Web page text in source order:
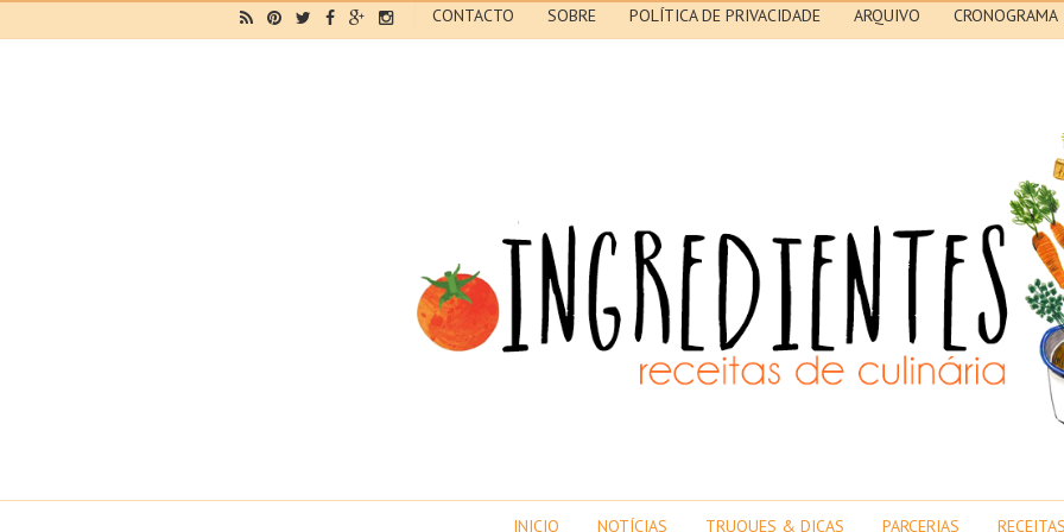
CONTACTO SOBRE POLÍTICA DE PRIVACIDADE ARQUIVO CRONOGRAMA
INICIO NOTÍCIAS TRUQUES & DICAS PARCERIAS